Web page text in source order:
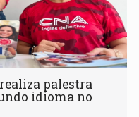
realiza palestra
idioma no